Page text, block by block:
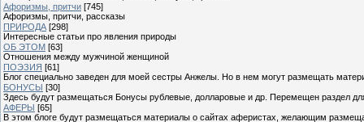
Афоризмы, притчи [745]
Афоризмы, притчи, рассказы
ПРИРОДА [298]
Интересные статьи про явления природы
ОБ ЭТОМ [63]
Отношения между мужчиной женщиной
ПОЭЗИЯ [61]
Блог специально заведен для моей сестры Анжелы. Но в нем могут размещать
БОНУСЫ [30]
Здесь будут размещаться Бонусы рублевые, долларовые и др. Перемещен раздел
АФЕРЫ [65]
В этом блоге будут размещаться материалы о сайтах аферистах, желающим